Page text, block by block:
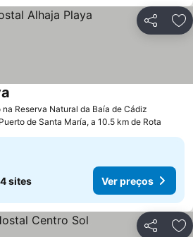
Partilhar
Reserva Natural da Baía de Cádiz
Puerto de Santa María, a 10.5 km de Rota
4 sites Ver preços
Partilhar